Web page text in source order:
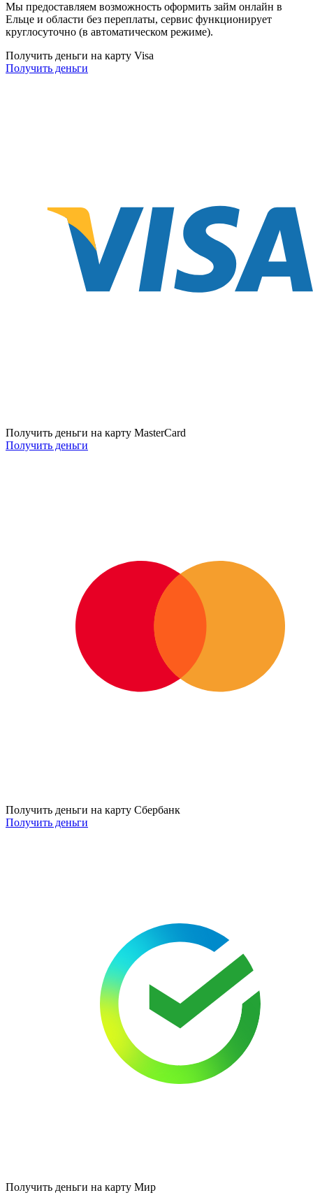
Мы предоставляем возможность оформить займ онлайн в
Ельце и области без переплаты, сервис функционирует
круглосуточно (в автоматическом режиме).
Получить деньги на карту Visa
Получить деньги
Получить деньги на карту MasterCard
Получить деньги
Получить деньги на карту Сбербанк
Получить деньги
Получить деньги на карту Мир